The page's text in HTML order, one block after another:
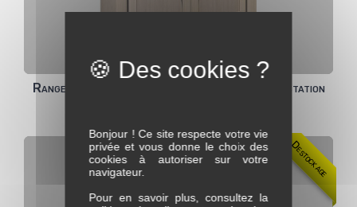
Rangement Dressoir 2 portes FARO avec Incrustation
Destockage
Bonjour ! Ce site respecte votre vie
privée et vous donne le choix des
cookies à autoriser sur votre
navigateur.
Pour en savoir plus, consultez la